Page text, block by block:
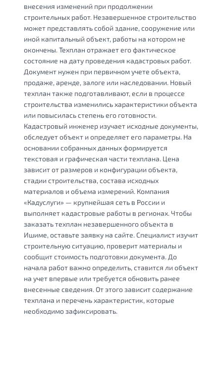
внесения изменений при продолжении
строительных работ. Незавершенное строительство
может представлять собой здание, сооружение или
иной капитальный объект, работы на котором не
окончены. Техплан отражает его фактическое
состояние на дату проведения кадастровых работ.
Документ нужен при первичном учете объекта,
продаже, аренде, залоге или наследовании. Новый
техплан также подготавливают, если в процессе
строительства изменились характеристики объекта
или повысилась степень его готовности.
Кадастровый инженер изучает исходные документы,
обследует объект и определяет его параметры. На
основании собранных данных формируется
текстовая и графическая части техплана. Цена
зависит от размеров и конфигурации объекта,
стадии строительства, состава исходных
материалов и объема измерений. Компания
«Кадуслуги» — крупнейшая сеть в России и
выполняет кадастровые работы в регионах. Чтобы
заказать техплан незавершенного объекта в
Ишиме, оставьте заявку на сайте. Специалист изучит
строительную ситуацию, проверит материалы и
сообщит стоимость подготовки документа. До
начала работ важно определить, ставится ли объект
на учет впервые или требуется обновить ранее
внесенные сведения. От этого зависит содержание
техплана и перечень характеристик, которые
необходимо зафиксировать.